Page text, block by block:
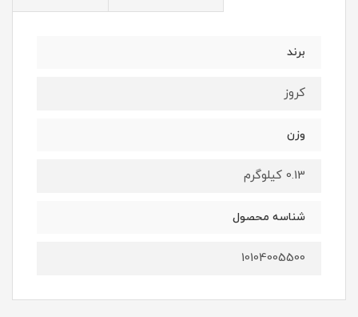
برند
کروز
وزن
0.13 کیلوگرم
شناسه محصول
10104005500